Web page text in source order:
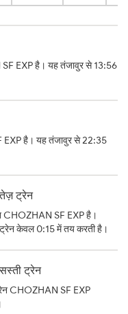
EXP है। यह तंजावुर से 13:56
EXP है। यह तंजावुर से 22:35
ट्रेन
CHOZHAN SF EXP है।
केवल 0:15 में तय करती है।
ट्रेन
CHOZHAN SF EXP